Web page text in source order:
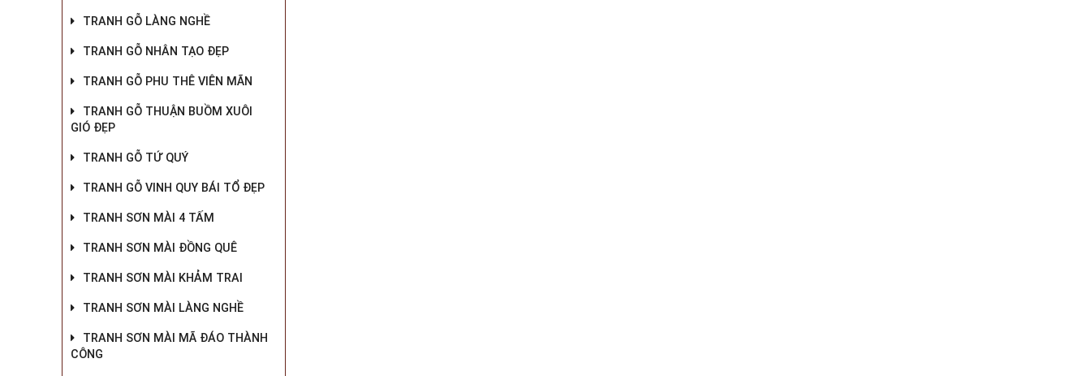
TRANH GỖ LÀNG NGHỀ
TRANH GỖ NHÂN TẠO ĐẸP
TRANH GỖ PHU THÊ VIÊN MÃN
TRANH GỖ THUẬN BUỒM XUÔI
GIÓ ĐẸP
TRANH GỖ TỨ QUÝ
TRANH GỖ VINH QUY BÁI TỔ ĐẸP
TRANH SƠN MÀI 4 TẤM
TRANH SƠN MÀI ĐỒNG QUÊ
TRANH SƠN MÀI KHẢM TRAI
TRANH SƠN MÀI LÀNG NGHỀ
TRANH SƠN MÀI MÃ ĐÁO THÀNH
CÔNG